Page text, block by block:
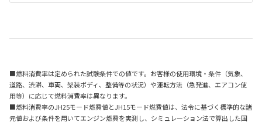
■燃料消費率は定められた試験条件での値です。お客様の使用環境・条件（気象、
道路、渋滞、車両、架装ボディ、整備等の状況）や運転方法（急発進、エアコン使
用等）に応じて燃料消費率は異なります。
■燃料消費率のJH25モード燃費値とJH15モード燃費値は、法令に基づく標準的な諸
元値および条件を用いてエンジン燃費を実測し、シミュレーション法で算出した国